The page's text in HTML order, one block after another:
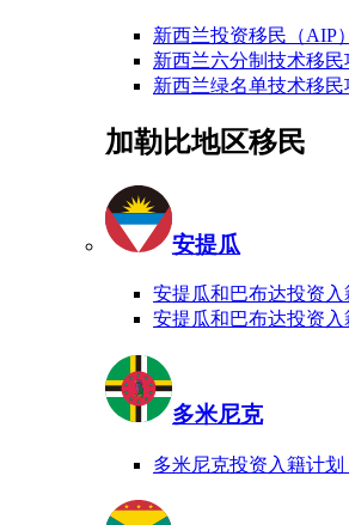
新西兰投资移民（AIP）
新西兰六分制技术移民
新西兰绿名单技术移民
加勒比地区移民
安提瓜
安提瓜和巴布达投资入
安提瓜和巴布达投资入
多米尼克
多米尼克投资入籍计划